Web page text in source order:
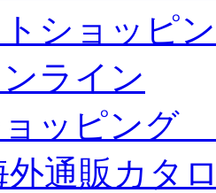
ショッピ
ライン
ョッピング
外通販カタ